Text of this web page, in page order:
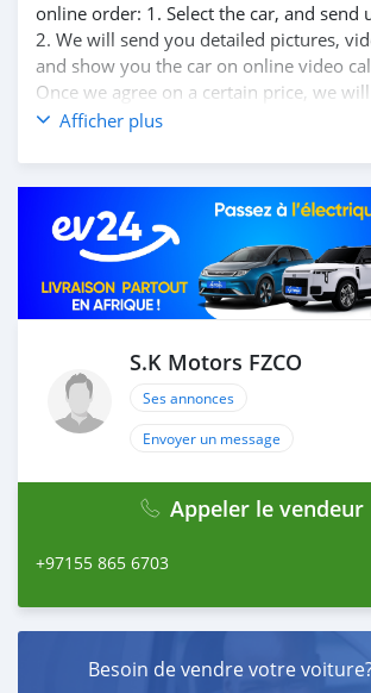
online order: 1. Select the car, and send
2. We will send you detailed pictures,
and show you the car on online video
Once we agree on a certain price, we
proforma invoice for the banking
load your car towards your destination.
your car, we send you the BL copy
Once you receive your car, you confirm
done with the process. We are taking
ensure that our clients do not have to
note, SK Motors is one of the leading
satisfaction. We are always here, to help
you towards the
Afficher plus
S.K Motors FZCO
Ses annonces
Envoyer un message
Appeler le vendeur
+97155 865 6703
Besoin de vendre votre